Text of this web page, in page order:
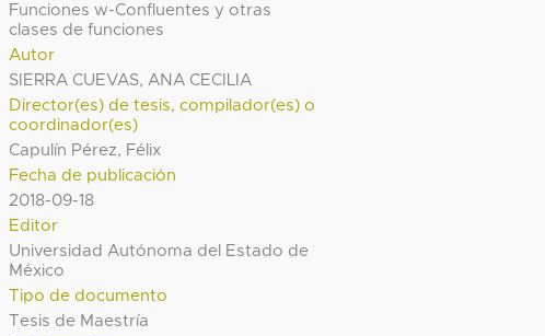
Funciones w-Confluentes y otras
clases de funciones
Autor
SIERRA CUEVAS, ANA CECILIA
Director(es) de tesis, compilador(es) o
coordinador(es)
Capulín Pérez, Félix
Fecha de publicación
2018-09-18
Editor
Universidad Autónoma del Estado de
México
Tipo de documento
Tesis de Maestría